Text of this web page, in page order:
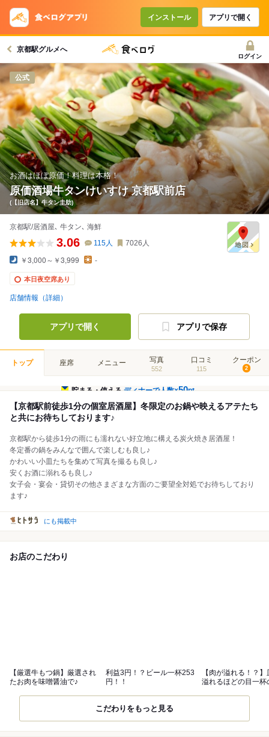
インストール アプリで開く
京都駅グルメへ
ログイン
公式
お酒はほぼ原価！料理は本格！
原価酒場牛タンけいすけ 京都駅前店
(【旧店名】牛タン圭助)
京都駅/居酒屋､ 牛タン､ 海鮮
3.06 115人 7026 人
￥3,000～￥3,999 -
本日夜空席あり
店舗情報（詳細）
アプリで開く アプリで保存
トップ 座席 メニュー 写真
552
口コミ
115
クーポン
2
貯まる・使えるディナーで人数×50pt
【京都駅前徒歩1分の個室居酒屋】冬限定のお鍋や映えるアテたち
と共にお待ちしております♪
京都駅から徒歩1分の雨にも濡れない好立地に構える炭火焼き居酒屋！
冬定番の鍋をみんなで囲んで楽しむも良し♪
かわいい小皿たちを集めて写真を撮るも良し♪
安くお酒に溺れるも良し♪
女子会・宴会・貸切その他さまざまな方面のご要望全対処でお待ちしており
ます♪
にも掲載中
お店のこだわり
【厳選牛もつ鍋】厳選され
たお肉を味噌醤油で♪
利益3円！？ビール一杯253
円！！
【肉が溢れる！？
溢れるほどの目一杯
こだわりをもっと見る
コースで使えるクーポン
戻る
クーポンを利用せず予約する